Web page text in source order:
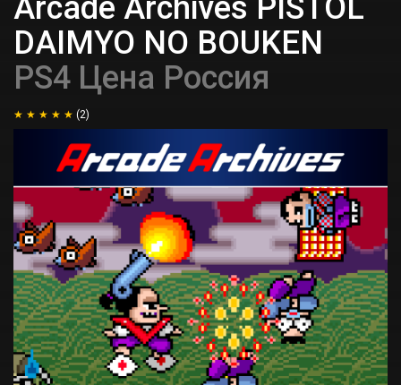
Arcade Archives PISTOL
DAIMYO NO BOUKEN
PS4 Цена Россия
(2)